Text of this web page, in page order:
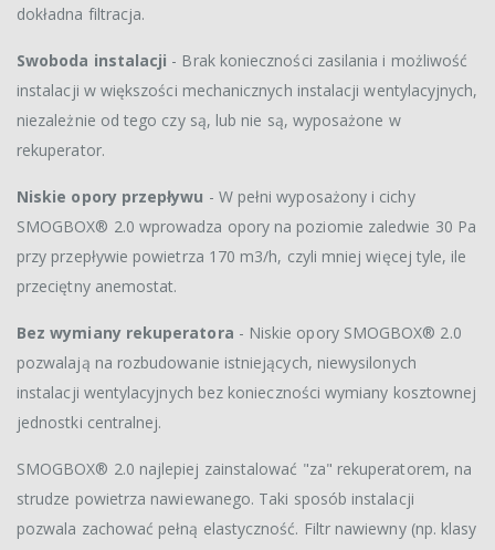
dokładna filtracja.
Swoboda instalacji - Brak konieczności zasilania i możliwość
instalacji w większości mechanicznych instalacji wentylacyjnych,
niezależnie od tego czy są, lub nie są, wyposażone w
rekuperator.
Niskie opory przepływu - W pełni wyposażony i cichy
SMOGBOX® 2.0 wprowadza opory na poziomie zaledwie 30 Pa
przy przepływie powietrza 170 m3/h, czyli mniej więcej tyle, ile
przeciętny anemostat.
Bez wymiany rekuperatora - Niskie opory SMOGBOX® 2.0
pozwalają na rozbudowanie istniejących, niewysilonych
instalacji wentylacyjnych bez konieczności wymiany kosztownej
jednostki centralnej.
SMOGBOX® 2.0 najlepiej zainstalować "za" rekuperatorem, na
strudze powietrza nawiewanego. Taki sposób instalacji
pozwala zachować pełną elastyczność. Filtr nawiewny (np. klasy